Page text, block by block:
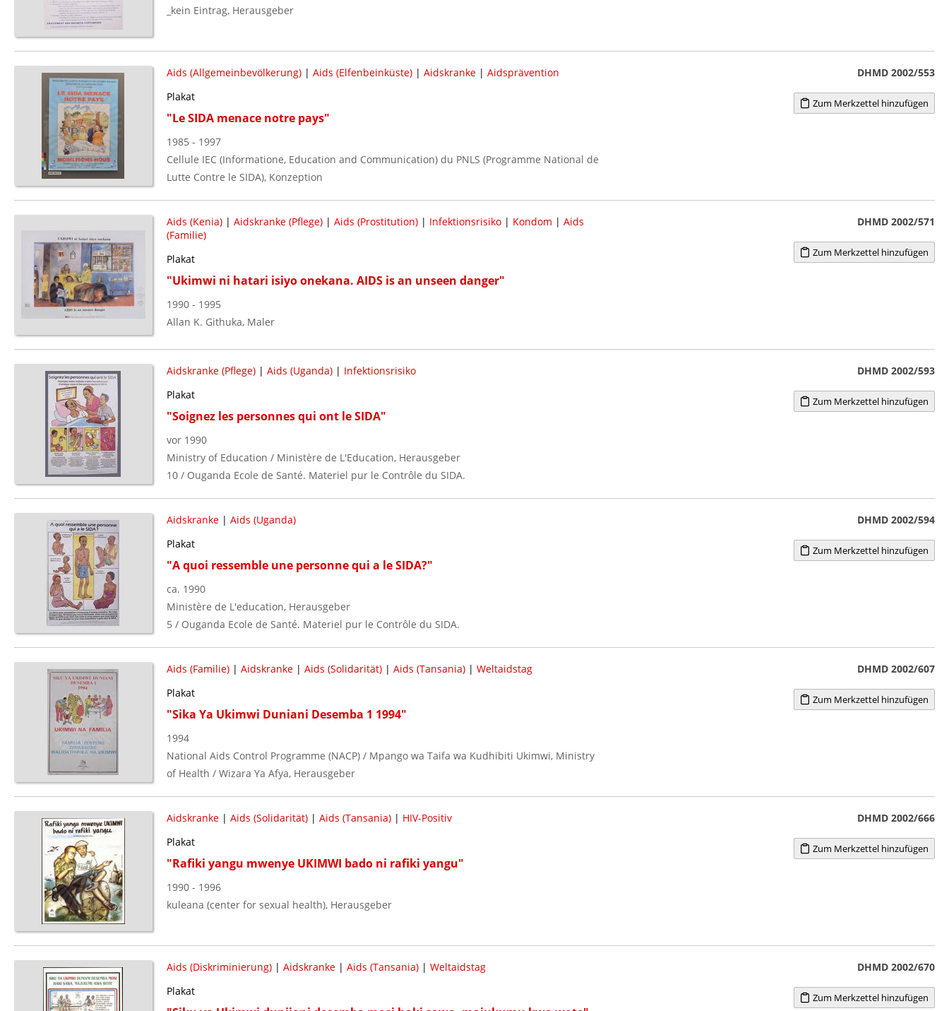
_kein Eintrag, Herausgeber
Aids (Allgemeinbevölkerung)| Aids (Elfenbeinküste)| Aidskranke| Aidsprävention
Plakat
"Le SIDA menace notre pays"
1985 - 1997
Cellule IEC (Informatione, Education and Communication) du PNLS (Programme National de
Lutte Contre le SIDA), Konzeption
DHMD 2002/553
Zum Merkzettel hinzufügen
Aids (Kenia)| Aidskranke (Pflege)| Aids (Prostitution)| Infektionsrisiko| Kondom | Aids
(Familie)
Plakat
"Ukimwi ni hatari isiyo onekana. AIDS is an unseen danger"
1990 - 1995
Allan K. Githuka, Maler
DHMD 2002/571
Zum Merkzettel hinzufügen
Aidskranke (Pflege)| Aids (Uganda)| Infektionsrisiko
Plakat
"Soignez les personnes qui ont le SIDA"
vor 1990
Ministry of Education / Ministère de L'Education, Herausgeber
10 / Ouganda Ecole de Santé. Materiel pur le Contrôle du SIDA.
DHMD 2002/593
Zum Merkzettel hinzufügen
Aidskranke| Aids (Uganda)
Plakat
"A quoi ressemble une personne qui a le SIDA?"
ca. 1990
Ministère de L'education, Herausgeber
5 / Ouganda Ecole de Santé. Materiel pur le Contrôle du SIDA.
DHMD 2002/594
Zum Merkzettel hinzufügen
Aids (Familie)| Aidskranke| Aids (Solidarität)| Aids (Tansania)| Weltaidstag
Plakat
"Sika Ya Ukimwi Duniani Desemba 1 1994"
1994
National Aids Control Programme (NACP) / Mpango wa Taifa wa Kudhibiti Ukimwi, Ministry
of Health / Wizara Ya Afya, Herausgeber
DHMD 2002/607
Zum Merkzettel hinzufügen
Aidskranke| Aids (Solidarität)| Aids (Tansania)| HIV-Positiv
Plakat
"Rafiki yangu mwenye UKIMWI bado ni rafiki yangu"
1990 - 1996
kuleana (center for sexual health), Herausgeber
DHMD 2002/666
Zum Merkzettel hinzufügen
Aids (Diskriminierung)| Aidskranke| Aids (Tansania)| Weltaidstag
Plakat
DHMD 2002/670
Zum Merkzettel hinzufügen